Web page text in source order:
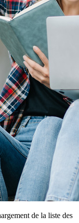
de la liste des